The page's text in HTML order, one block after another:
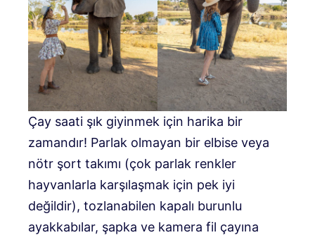
Çay saati şık giyinmek için harika bir
zamandır! Parlak olmayan bir elbise veya
nötr şort takımı (çok parlak renkler
hayvanlarla karşılaşmak için pek iyi
değildir), tozlanabilen kapalı burunlu
ayakkabılar, şapka ve kamera fil çayına